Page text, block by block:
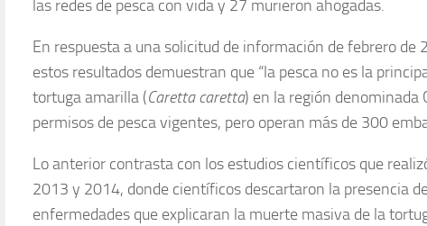
las redes de pesca con vida y 27 murieron ahogadas.
En respuesta a una solicitud de información de febrero de
estos resultados demuestran que “la pesca no es la
tortuga amarilla (Caretta caretta) en la región denominada
permisos de pesca vigentes, pero operan más de 300
Lo anterior contrasta con los estudios científicos que
2013 y 2014, donde científicos descartaron la presencia
enfermedades que explicaran la muerte masiva de la